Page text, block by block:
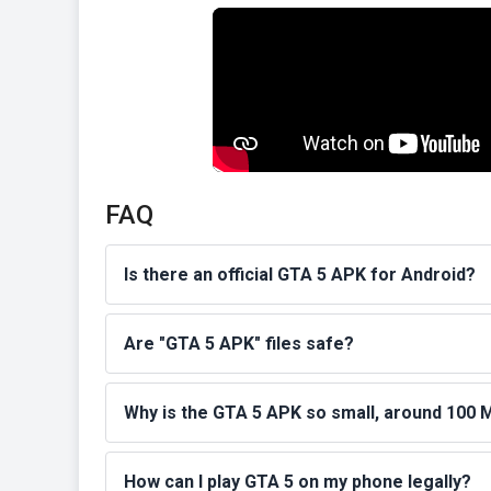
FAQ
Is there an official GTA 5 APK for Android?
Are "GTA 5 APK" files safe?
Why is the GTA 5 APK so small, around 100
How can I play GTA 5 on my phone legally?